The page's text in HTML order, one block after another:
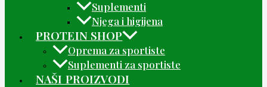
Suplementi
Njega i higijena
PROTEIN SHOP
Oprema za sportiste
Suplementi za sportiste
NAŠI PROIZVODI